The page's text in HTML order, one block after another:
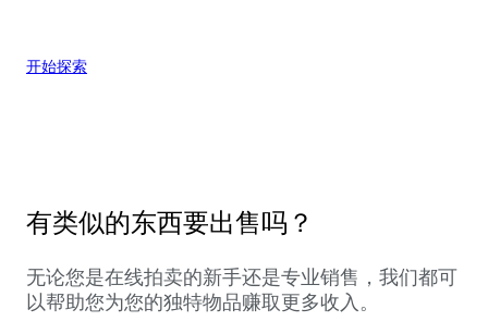
开始探索
有类似的东西要出售吗？
无论您是在线拍卖的新手还是专业销售，我们都可
以帮助您为您的独特物品赚取更多收入。